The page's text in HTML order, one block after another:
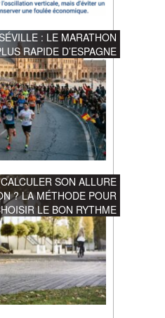
: LE MARATHON
RAPIDE D’ESPAGNE
SON ALLURE
? LA MÉTHODE POUR
LE BON RYTHME